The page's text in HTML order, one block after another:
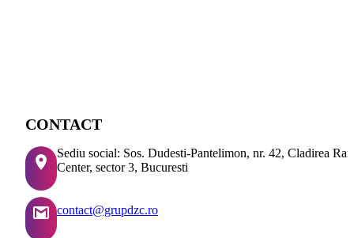
CONTACT
Sediu social: Sos. Dudesti-Pantelimon, nr. 42, Cladirea
Center, sector 3, Bucuresti
contact@grupdzc.ro